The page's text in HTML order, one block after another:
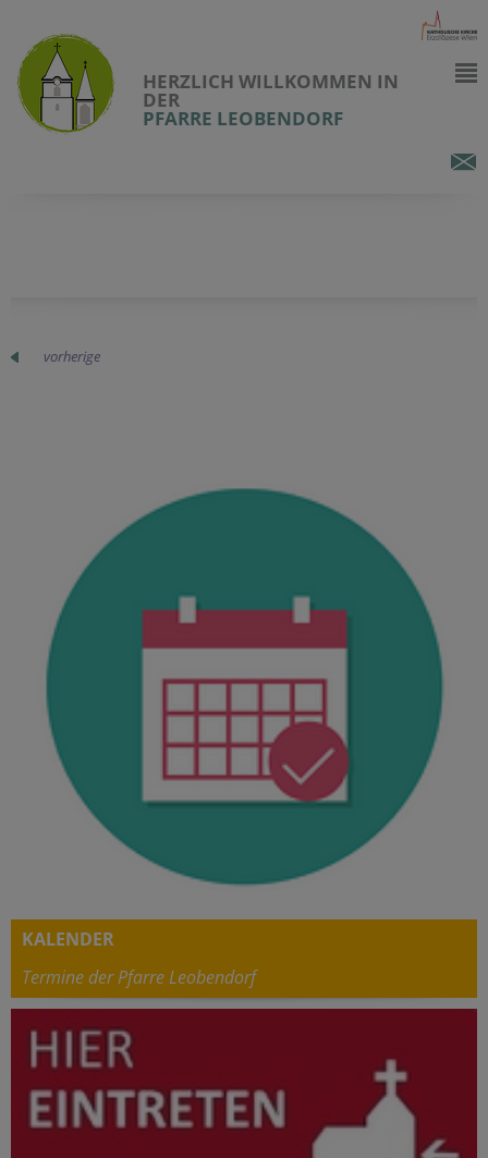
HERZLICH WILLKOMMEN IN
DER
PFARRE LEOBENDORF
vorherige
KALENDER
Termine der Pfarre Leobendorf